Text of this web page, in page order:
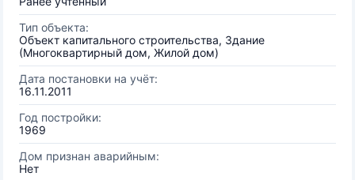
Тип объекта:
Объект капитального строительства, Здание
(Многоквартирный дом, Жилой дом)
Дата постановки на учёт:
16.11.2011
Год постройки:
1969
Дом признан аварийным:
Нет